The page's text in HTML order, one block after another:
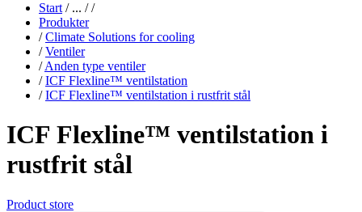
Start /... / /
Produkter
/ Climate Solutions for cooling
/ Ventiler
/ Anden type ventiler
/ ICF Flexline™ ventilstation
/ ICF Flexline™ ventilstation i rustfrit stål
ICF Flexline™ ventilstation i
rustfrit stål
Product store